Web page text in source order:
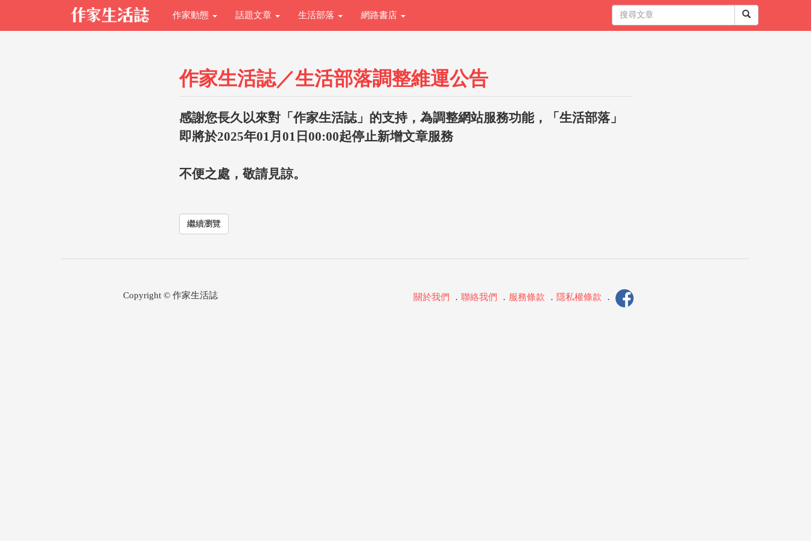
作家動態 話題文章 生活部落 網路書店
作家生活誌／生活部落調整維運公告
感謝您長久以來對「作家生活誌」的支持，為調整網站服務功能，「生活部落」
即將於2025年01月01日00:00起停止新增文章服務
不便之處，敬請見諒。
繼續瀏覽
Copyright © 作家生活誌 關於我們 ． 聯絡我們 ． 服務條款 ． 隱私權條款 ．